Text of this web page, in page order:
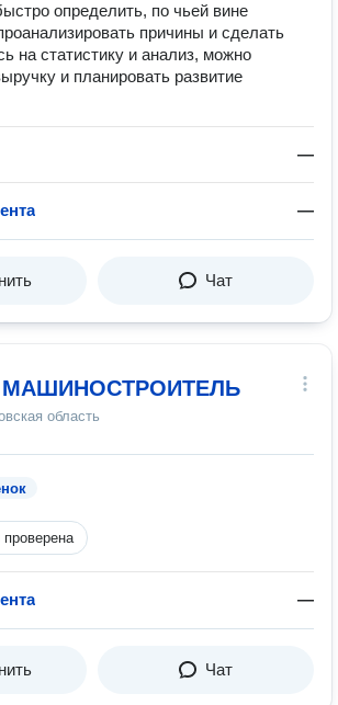
определить, по чьей вине
причины и сделать
на статистику и анализ, можно
и планировать развитие
—
—
Чат
МАШИНОСТРОИТЕЛЬ
область
проверена
—
Чат